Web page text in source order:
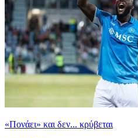
«Πονάει» και δεν... κρύβεται